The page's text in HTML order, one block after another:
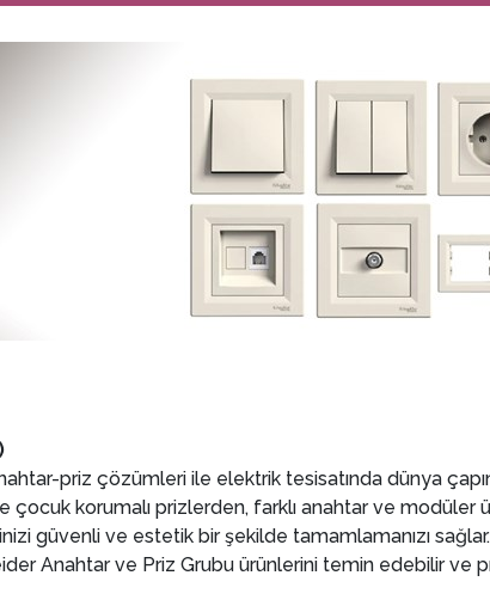
priz çözümleri ile elektrik tesisatında dünya
çocuk korumalı prizlerden, farklı anahtar ve modüler
güvenli ve estetik bir şekilde tamamlamanızı
Anahtar ve Priz Grubu ürünlerini temin edebilir ve